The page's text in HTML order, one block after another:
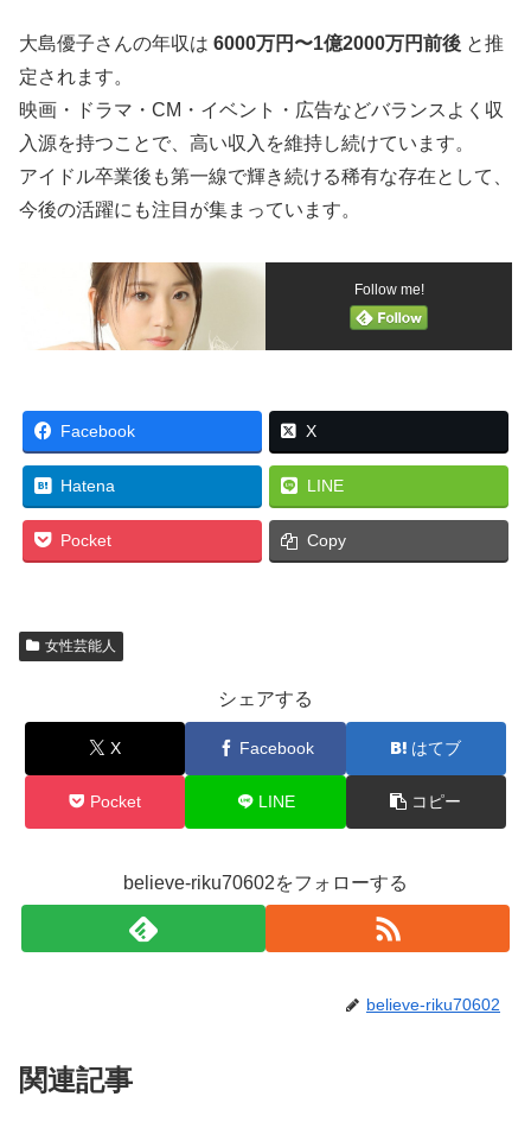
大島優子さんの年収は 6000万円〜1億2000万円前後 と推
定されます。
映画・ドラマ・CM・イベント・広告などバランスよく収
入源を持つことで、高い収入を維持し続けています。
アイドル卒業後も第一線で輝き続ける稀有な存在として、
今後の活躍にも注目が集まっています。
Follow me!
Facebook X
Hatena LINE
Pocket Copy
女性芸能人
シェアする
X Facebook はてブ
Pocket LINE コピー
believe-riku70602をフォローする
believe-riku70602
関連記事